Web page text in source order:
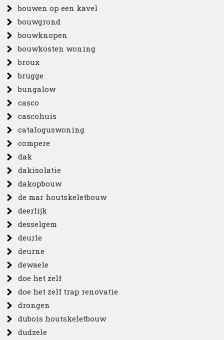
bouwen op een kavel
bouwgrond
bouwknopen
bouwkosten woning
broux
brugge
bungalow
casco
cascohuis
cataloguswoning
compere
dak
dakisolatie
dakopbouw
de mar houtskeletbouw
deerlijk
desselgem
deurle
deurne
dewaele
doe het zelf
doe het zelf trap renovatie
drongen
dubois houtskeletbouw
dudzele